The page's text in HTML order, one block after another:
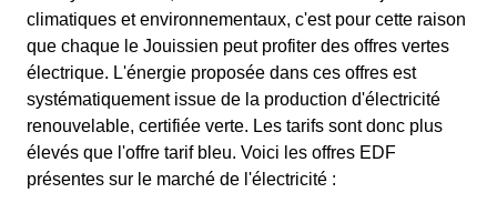
climatiques et environnementaux, c'est pour cette raison
que chaque le Jouissien peut profiter des offres vertes
électrique. L'énergie proposée dans ces offres est
systématiquement issue de la production d'électricité
renouvelable, certifiée verte. Les tarifs sont donc plus
élevés que l'offre tarif bleu. Voici les offres EDF
présentes sur le marché de l'électricité :